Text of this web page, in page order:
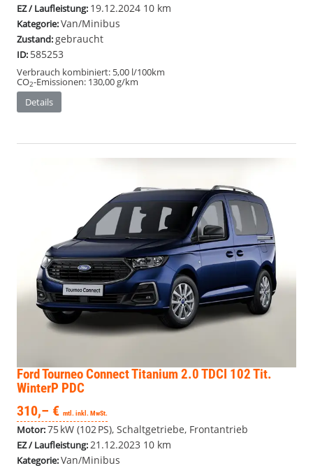
EZ / Laufleistung: 19.12.2024 10 km
Kategorie:Van/Minibus
Zustand:gebraucht
ID: 585253
Verbrauch kombiniert: 5,00 l/100km
CO2-Emissionen: 130,00 g/km
Details
Ford Tourneo ConnectTitanium 2.0 TDCI 102 Tit.
WinterP PDC
310,– € mtl. inkl. MwSt.
Motor:75 kW (102 PS), Schaltgetriebe, Frontantrieb
EZ / Laufleistung:21.12.2023 10 km
Kategorie:Van/Minibus